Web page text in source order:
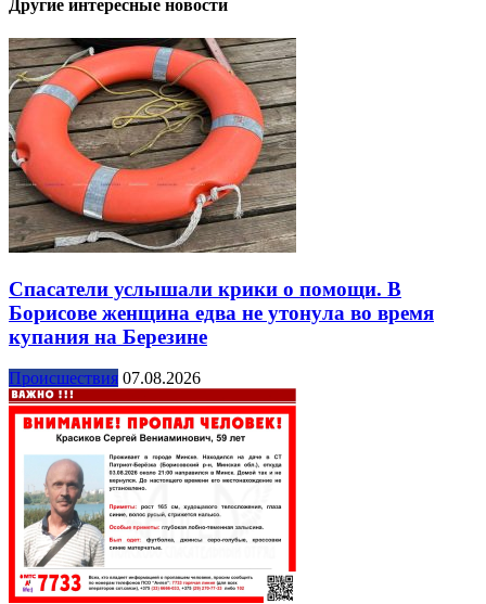
Другие интересные новости
Спасатели услышали крики о помощи. В
Борисове женщина едва не утонула во время
купания на Березине
Происшествия 07.08.2026